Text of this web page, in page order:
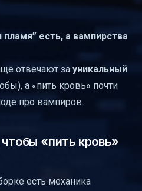
есть, а вампирства
отвечают за уникальный
а «пить кровь» почти
про вампиров.
«пить кровь»
есть механика